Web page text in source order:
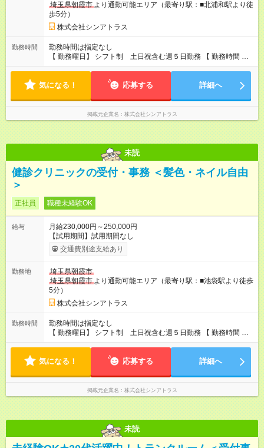
埼玉県朝霞市 より通勤可能エリア（最寄り駅：■北浦和駅より徒
歩5分）
株式会社シンアトラス
勤務時間
勤務時間は指定なし
【 勤務曜日】 シフト制 土日祝含む週５日勤務 【 勤務時間 】
・ 9：00～20：00（実働8h／休憩１h） ※残業ほとんどありま
気になる！ 応募する 詳細へ
掲載元企業名 株式会社シンアトラス
未読
健診クリニックの受付・事務 ＜髪色・ネイル自由
＞
正社員 職種未経験OK
給与
月給230,000円～250,000円
【試用期間】試用期間なし
交通費別途支給あり
勤務地
埼玉県朝霞市
埼玉県朝霞市 より通勤可能エリア（最寄り駅：■池袋駅より徒歩
5分）
株式会社シンアトラス
勤務時間
勤務時間は指定なし
【 勤務曜日】 シフト制 土日祝含む週５日勤務 【 勤務時間 】
・ 9：00～20：00（実働8h／休憩１h） ※残業ほとんどありま
気になる！ 応募する 詳細へ
掲載元企業名 株式会社シンアトラス
未読